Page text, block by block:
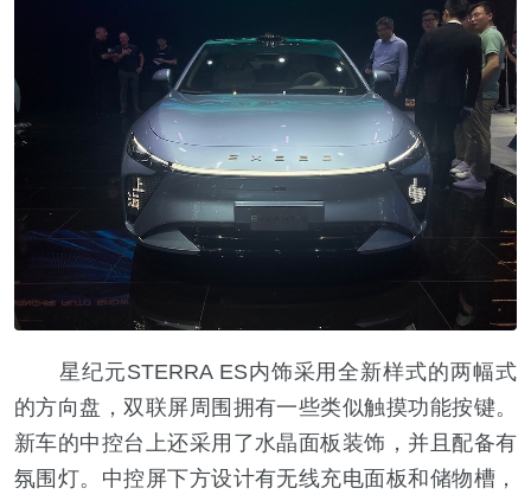
星纪元STERRA ES内饰采用全新样式的两幅式
的方向盘，双联屏周围拥有一些类似触摸功能按键。
新车的中控台上还采用了水晶面板装饰，并且配备有
氛围灯。中控屏下方设计有无线充电面板和储物槽，